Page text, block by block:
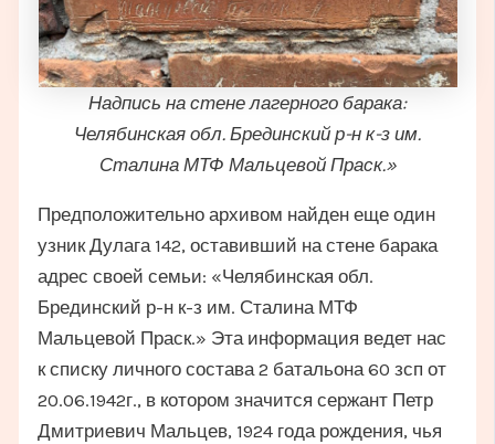
Надпись на стене лагерного барака:
Челябинская обл. Брединский р-н к-з им.
Сталина МТФ Мальцевой Праск.»
Предположительно архивом найден еще один
узник Дулага 142, оставивший на стене барака
адрес своей семьи: «Челябинская обл.
Брединский р-н к-з им. Сталина МТФ
Мальцевой Праск.» Эта информация ведет нас
к списку личного состава 2 батальона 60 зсп от
20.06.1942г., в котором значится сержант Петр
Дмитриевич Мальцев, 1924 года рождения, чья